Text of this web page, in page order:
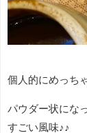
個人的にめっち
パウダー状にな
すごい風味♪♪